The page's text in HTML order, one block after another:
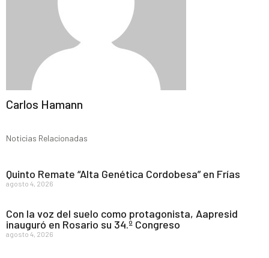
Carlos Hamann
Noticias Relacionadas
Quinto Remate “Alta Genética Cordobesa” en Frías
agosto 4, 2026
Con la voz del suelo como protagonista, Aapresid
inauguró en Rosario su 34.º Congreso
agosto 4, 2026